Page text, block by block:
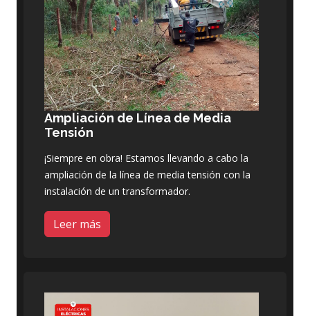
Ampliación de Línea de Media
Tensión
¡Siempre en obra! Estamos llevando a cabo la
ampliación de la línea de media tensión con la
instalación de un transformador.
Leer más